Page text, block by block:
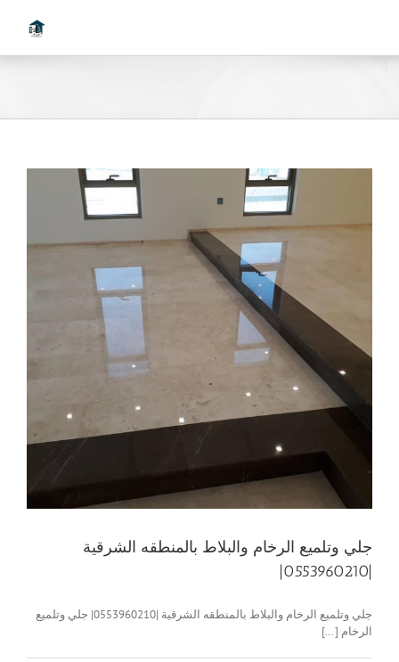
جلي وتلميع الرخام والبلاط بالمنطقه الشرقية
|0553960210|
جلي وتلميع الرخام والبلاط بالمنطقه الشرقية |0553960210| جلي وتلميع
الرخام [...]